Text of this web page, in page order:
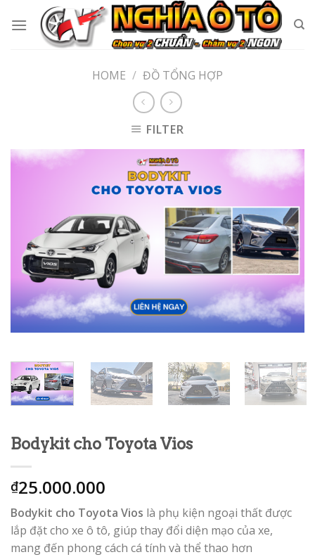
HOME / ĐỒ TỔNG HỢP
FILTER
Bodykit cho Toyota Vios
₫25.000.000
Bodykit cho Toyota Vios là phụ kiện ngoại thất được
lắp đặt cho xe ô tô, giúp thay đổi diện mạo của xe,
mang đến phong cách cá tính và thể thao hơn